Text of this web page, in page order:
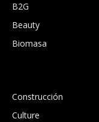
B2G
Beauty
Biomasa
Construcción
Culture